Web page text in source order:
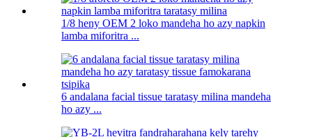
1/8 heny OEM 2 loko mandeha ho azy napkin
lamba miforitra ...
6 andalana facial tissue taratasy milina mandeha
ho azy ...